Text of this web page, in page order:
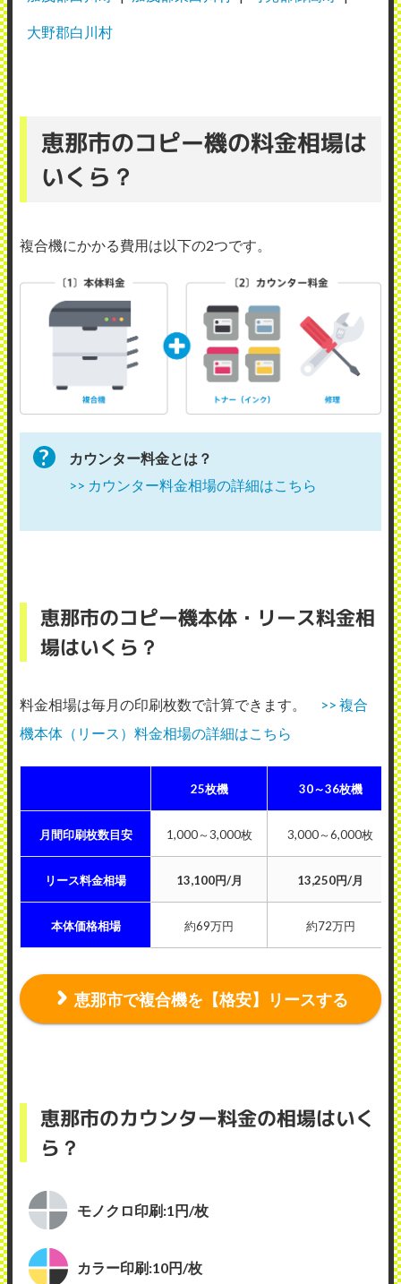
大野郡白川村
恵那市のコピー機の料金相場は
いくら？
複合機にかかる費用は以下の2つです。
カウンター料金とは？
>> カウンター料金相場の詳細はこちら
恵那市のコピー機本体・リース料金相
場はいくら？
料金相場は毎月の印刷枚数で計算できます。
>> 複合
機本体（リース）料金相場の詳細はこちら
25枚機 30～36枚機
月間印刷枚数目安 1,000～3,000枚 3,000～6,000枚
リース料金相場 13,100円/月 13,250円/月
本体価格相場 約69万円 約72万円
恵那市で複合機を【格安】リースする
恵那市のカウンター料金の相場はいく
ら？
モノクロ印刷:1円/枚
カラー印刷:10円/枚